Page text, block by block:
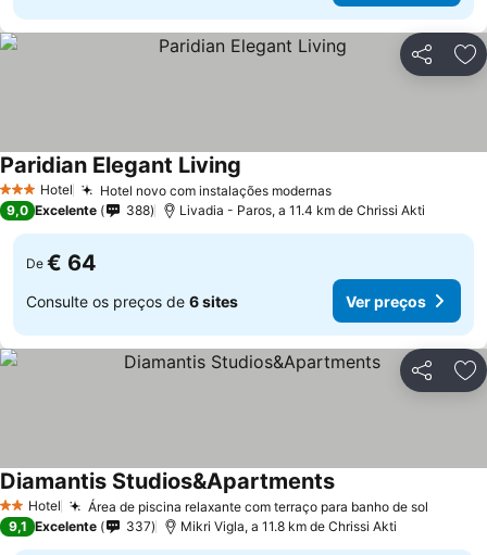
Partilhar
3 EstrelasHotel Hotel novo com instalações modernas
Paridian Elegant Living
9,0 Excelente 388 Livadia - Paros, a 11.4 km de Chrissi Akti
De € 64
Consulte os preços de 6 sites Ver preços
Partilhar
2 Estrelas
Hotel Área de piscina relaxante com terraço para banho de sol
Diamantis Studios&Apartments
9,1 Excelente 337 Mikri Vigla, a 11.8 km de Chrissi Akti